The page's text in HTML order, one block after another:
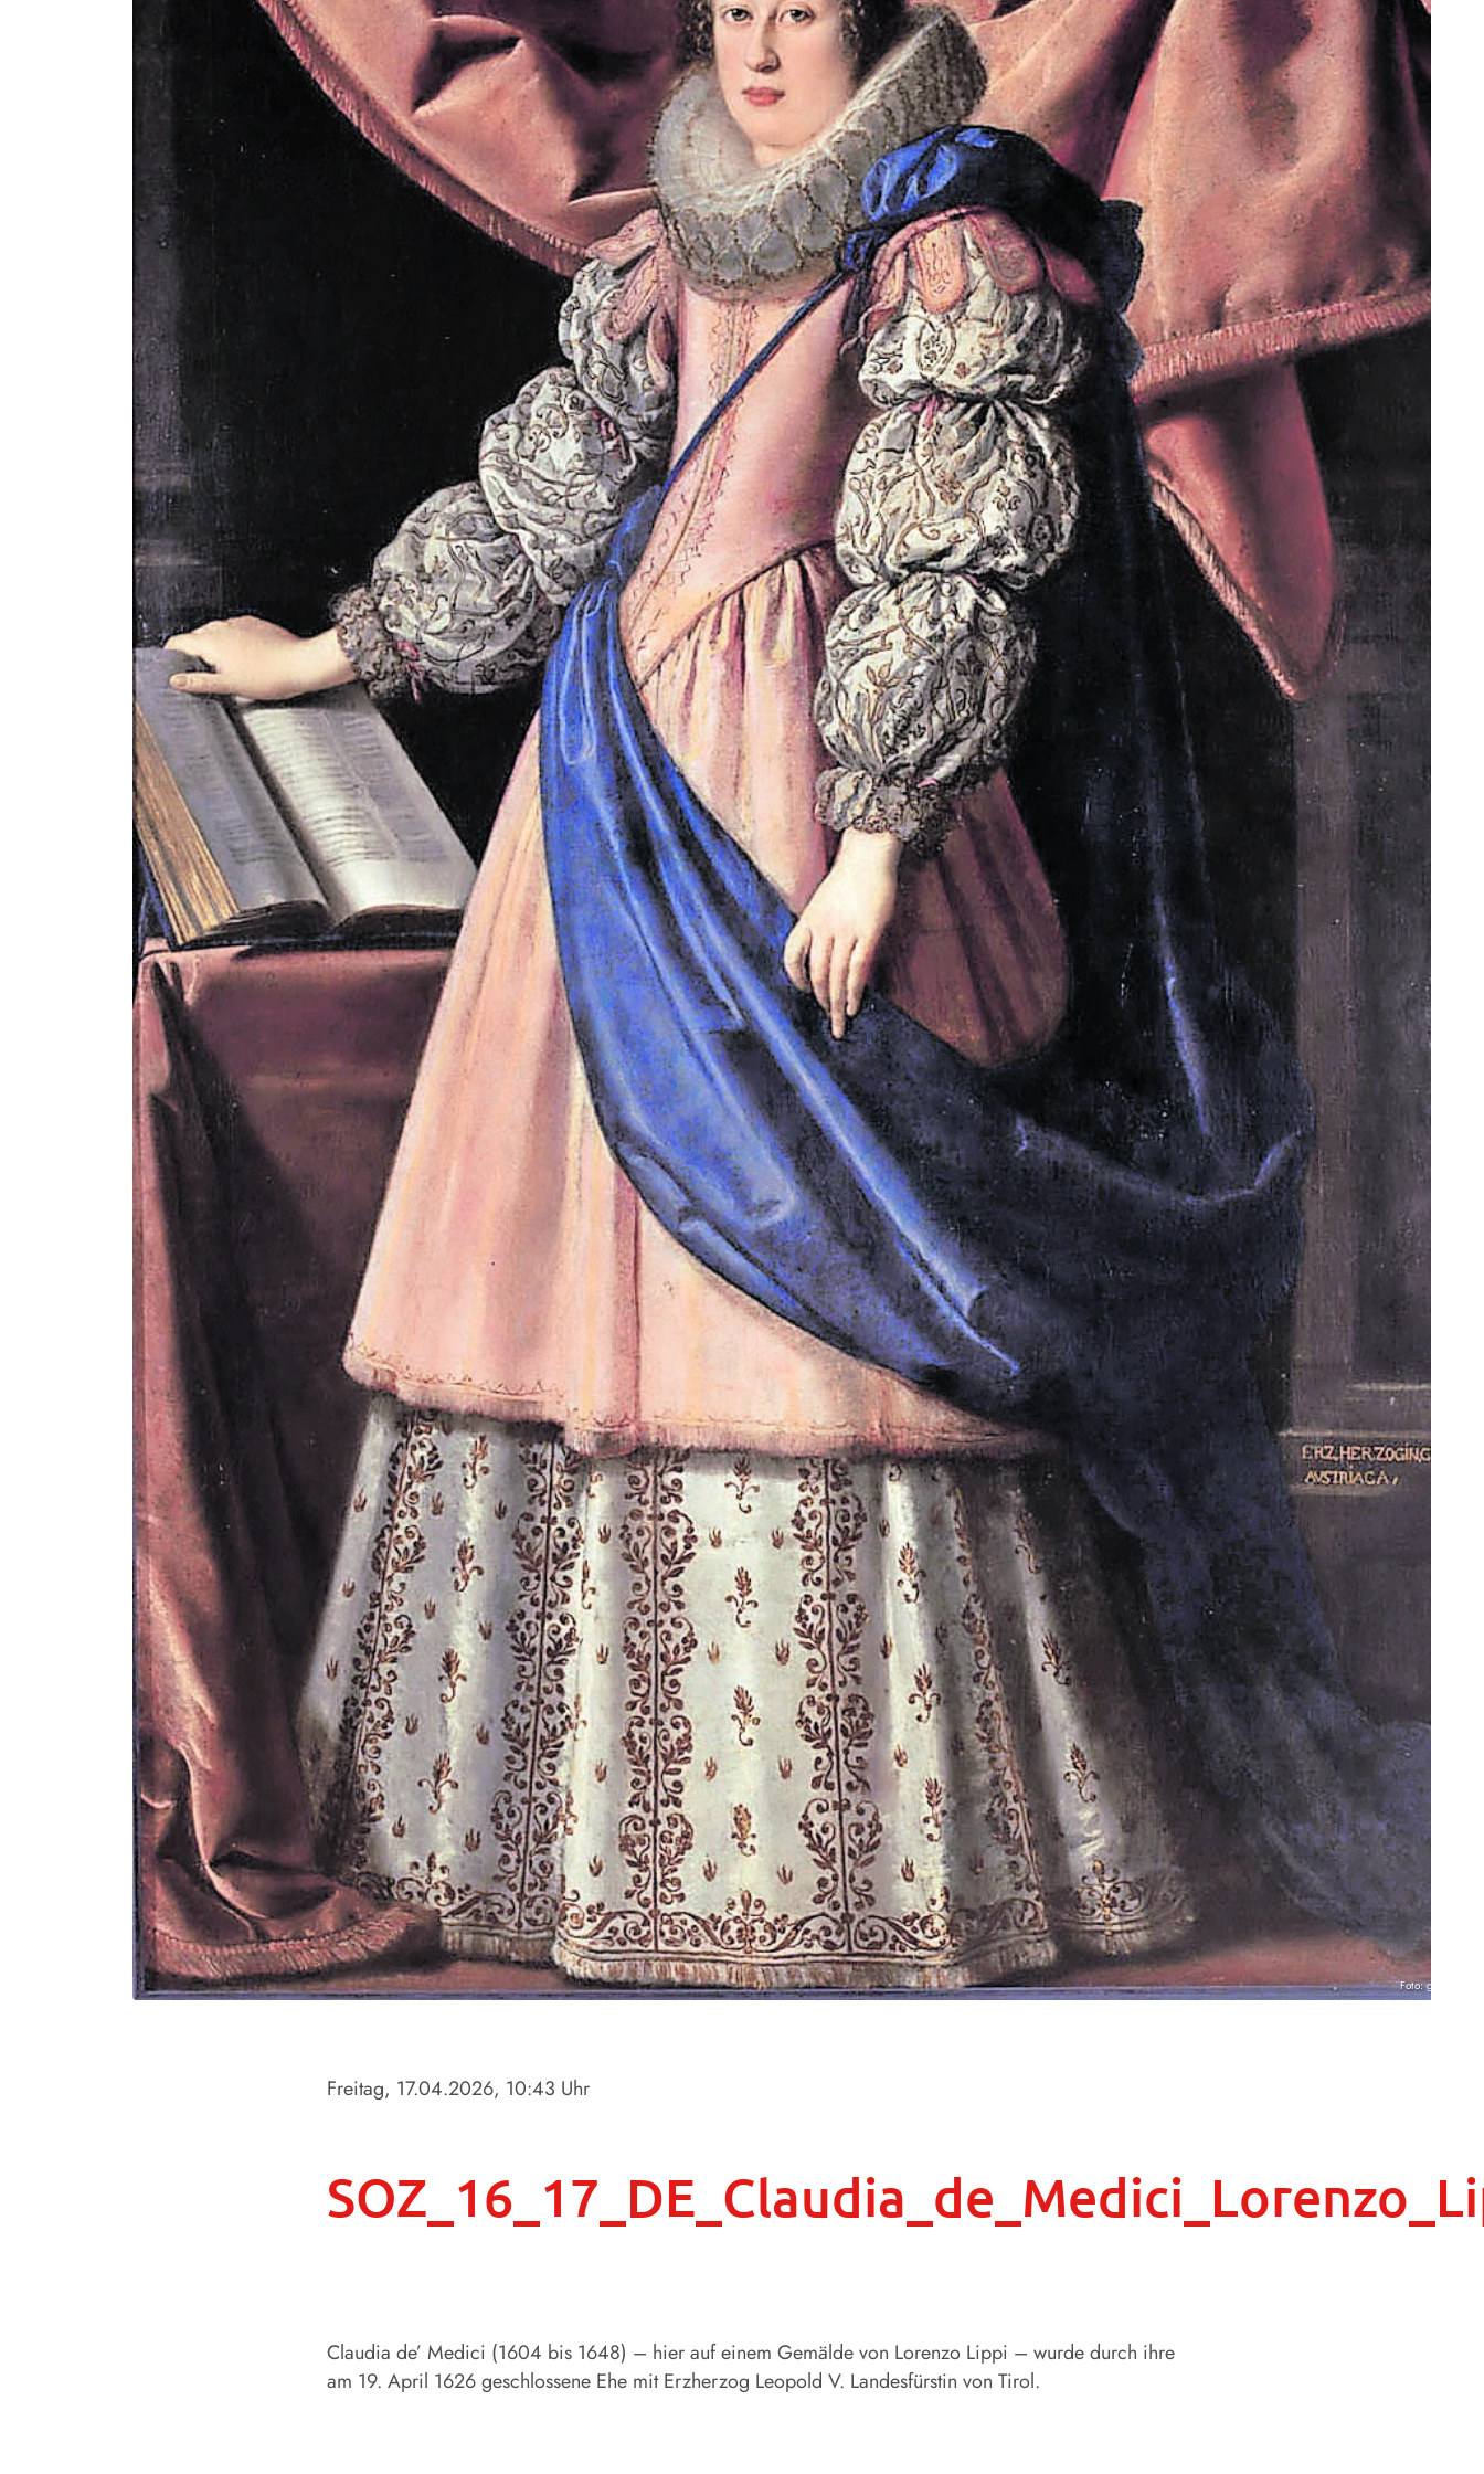
Foto: gem
Freitag, 17.04.2026, 10:43 Uhr
Claudia de’ Medici (1604 bis 1648) – hier auf einem Gemälde von Lorenzo Lippi – wurde durch ihre
am 19. April 1626 geschlossene Ehe mit Erzherzog Leopold V. Landesfürstin von Tirol.